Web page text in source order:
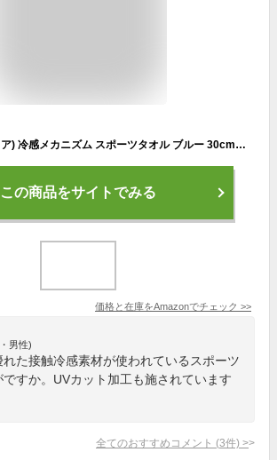
Coolcore(クールコア) 冷感メカニズム スポーツタオル ブルー 30cm×110cm
この商品をサイトでみる
価格と在庫をAmazonでチェック >>
男性)
た接触冷感素材が使われているスポーツ
ですか。UVカット加工も施されています
全てのおすすめコメント (3件) >